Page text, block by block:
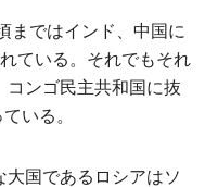
まではインド、中国に
ている。それでもそれ
コンゴ民主共和国に抜
いる。
大国であるロシアはソ